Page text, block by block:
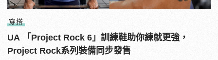
穿搭
UA 「Project Rock 6」訓練鞋助你練就更強，
Project Rock系列裝備同步發售